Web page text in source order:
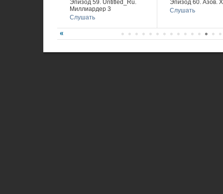
Эпизод 59. Untitled_Ru.
Миллиардер 3
Слушать
Эпизод 60. Азов.
Слушать